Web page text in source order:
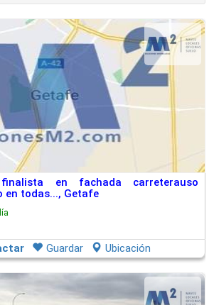
en fachada carreterauso
todas..., Getafe
Guardar Ubicación